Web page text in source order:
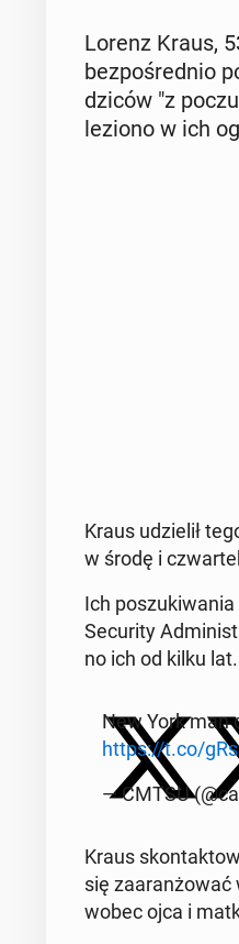
Lorenz Kraus,
bez­po­śred­nio
dzi­ców "z
le­zio­no w ich
Kraus udzie­lił
w środę i
Ich po­szu­ki­wa­nia
Se­cu­ri­ty
no ich od kilku lat.
New York man
https://t.co/
— CMTSU
Kraus
się za­aran­żo­wać
wobec ojca i